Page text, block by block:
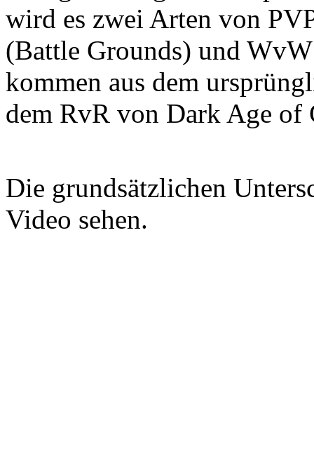
wird es zwei Arten von
(Battle Grounds) und
kommen aus dem
dem RvR von Dark Age of
Die grundsätzlichen
Video sehen.